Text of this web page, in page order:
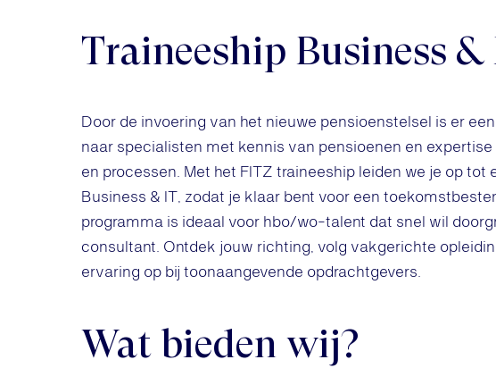
Traineeship Business &
Door de invoering van het nieuwe pensioenstelsel is er
naar specialisten met kennis van pensioenen en expertise
en processen. Met het FITZ traineeship leiden we je op tot
Business & IT, zodat je klaar bent voor een
programma is ideaal voor hbo/wo-talent dat snel wil
consultant. Ontdek jouw richting, volg vakgerichte
ervaring op bij toonaangevende opdrachtgevers.
Wat bieden wij?